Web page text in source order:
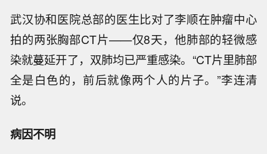
武汉协和医院总部的医生比对了李顺在肿瘤中心
拍的两张胸部CT片——仅8天，他肺部的轻微感
染就蔓延开了，双肺均已严重感染。“CT片里肺部
全是白色的，前后就像两个人的片子。”李连清
说。
病因不明